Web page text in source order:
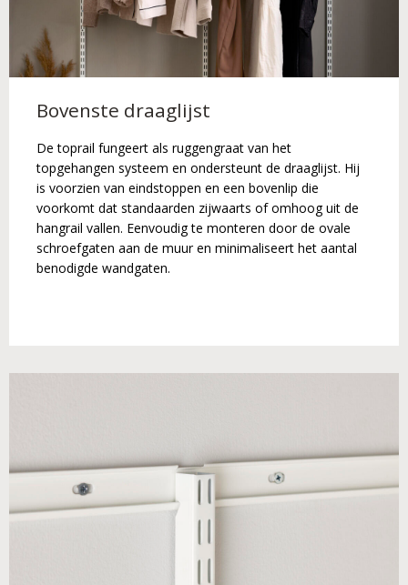
Bovenste draaglijst
De toprail fungeert als ruggengraat van het
topgehangen systeem en ondersteunt de draaglijst. Hij
is voorzien van eindstoppen en een bovenlip die
voorkomt dat standaarden zijwaarts of omhoog uit de
hangrail vallen. Eenvoudig te monteren door de ovale
schroefgaten aan de muur en minimaliseert het aantal
benodigde wandgaten.